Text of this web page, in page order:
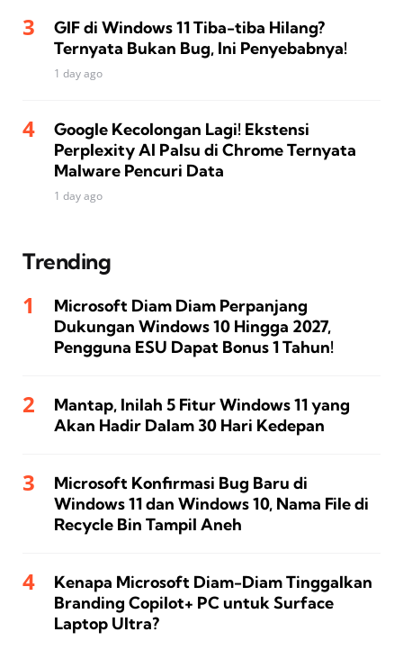
GIF di Windows 11 Tiba-tiba Hilang?
Ternyata Bukan Bug, Ini Penyebabnya!
1 day ago
Google Kecolongan Lagi! Ekstensi
Perplexity AI Palsu di Chrome Ternyata
Malware Pencuri Data
1 day ago
Trending
Microsoft Diam Diam Perpanjang
Dukungan Windows 10 Hingga 2027,
Pengguna ESU Dapat Bonus 1 Tahun!
Mantap, Inilah 5 Fitur Windows 11 yang
Akan Hadir Dalam 30 Hari Kedepan
Microsoft Konfirmasi Bug Baru di
Windows 11 dan Windows 10, Nama File di
Recycle Bin Tampil Aneh
Kenapa Microsoft Diam-Diam Tinggalkan
Branding Copilot+ PC untuk Surface
Laptop Ultra?